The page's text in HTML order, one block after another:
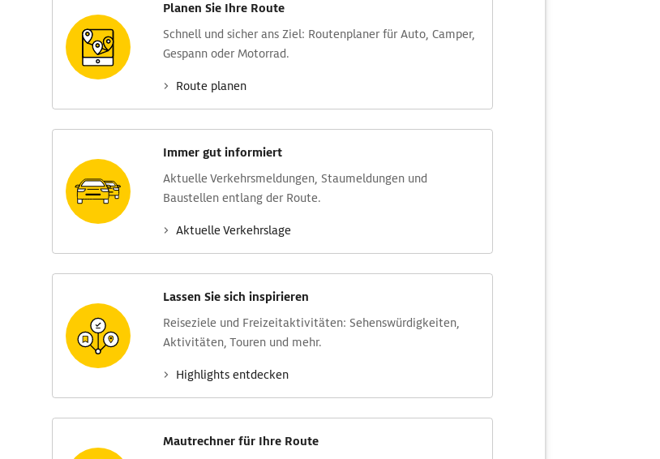
Planen Sie Ihre Route
Schnell und sicher ans Ziel: Routen­planer für Auto, Camper,
Gespann oder Motorrad.
Route planen
Immer gut informiert
Aktuelle Verkehrs­meldungen, Stau­meldungen und
Baustellen entlang der Route.
Aktuelle Verkehrs­lage
Lassen Sie sich inspirieren
Reise­ziele und Freizeit­aktivitäten: Sehens­würdig­keiten,
Aktivitäten, Touren und mehr.
Highlights entdecken
Mautrechner für Ihre Route